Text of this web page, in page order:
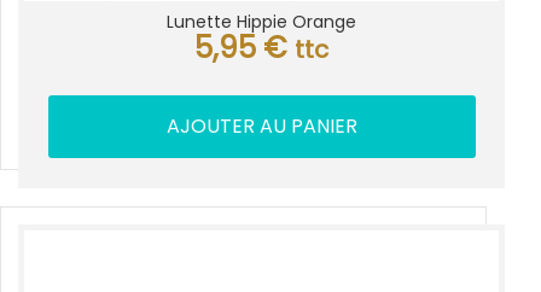
Lunette Hippie Orange
5,95 € ttc
AJOUTER AU PANIER